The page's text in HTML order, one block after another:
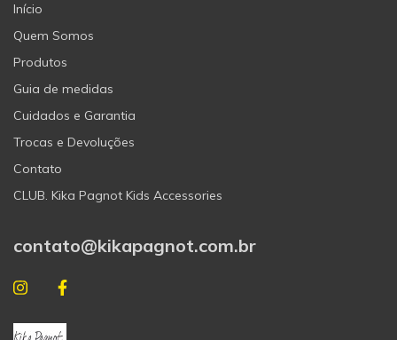
Início
Quem Somos
Produtos
Guia de medidas
Cuidados e Garantia
Trocas e Devoluções
Contato
CLUB. Kika Pagnot Kids Accessories
contato@kikapagnot.com.br